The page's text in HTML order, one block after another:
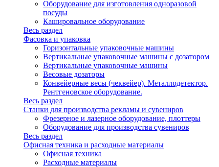
Оборудование для изготовления одноразовой
посуды
Кашировальное оборудование
Весь раздел
Фасовка и упаковка
Горизонтальные упаковочные машины
Вертикальные упаковочные машины с дозатором
Вертикальные упаковочные машины
Весовые дозаторы
Конвейерные весы (чеквейер). Металлодетектор.
Рентгеновское оборудование.
Весь раздел
Станки для производства рекламы и сувениров
Фрезерное и лазерное оборудование, плоттеры
Оборудование для производства сувениров
Весь раздел
Офисная техника и расходные материалы
Офисная техника
Расходные материалы